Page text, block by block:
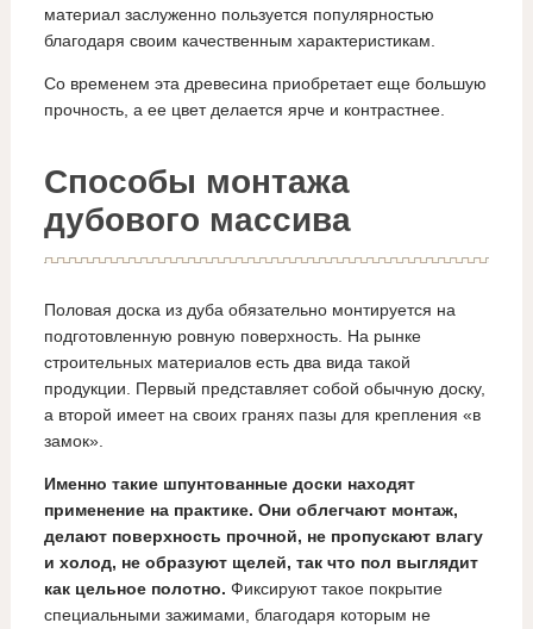
материал заслуженно пользуется популярностью
благодаря своим качественным характеристикам.
Со временем эта древесина приобретает еще большую
прочность, а ее цвет делается ярче и контрастнее.
Способы монтажа
дубового массива
Половая доска из дуба обязательно монтируется на
подготовленную ровную поверхность. На рынке
строительных материалов есть два вида такой
продукции. Первый представляет собой обычную доску,
а второй имеет на своих гранях пазы для крепления «в
замок».
Именно такие шпунтованные доски находят
применение на практике. Они облегчают монтаж,
делают поверхность прочной, не пропускают влагу
и холод, не образуют щелей, так что пол выглядит
как цельное полотно. Фиксируют такое покрытие
специальными зажимами, благодаря которым не